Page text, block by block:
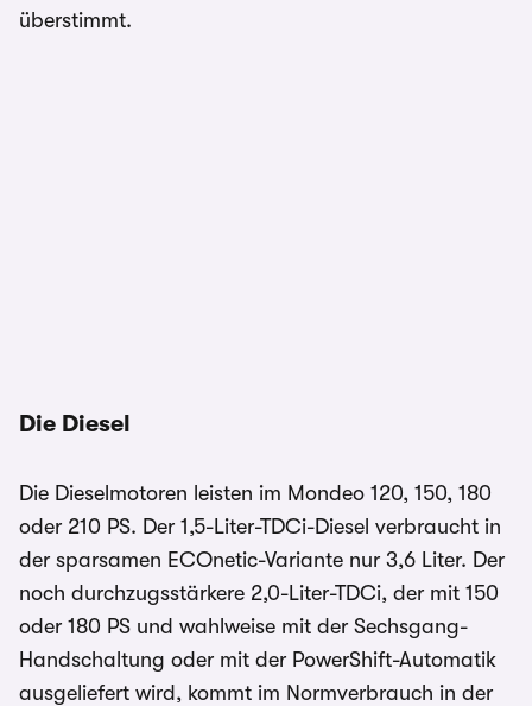
überstimmt.
Die Diesel
Die Dieselmotoren leisten im Mondeo 120, 150, 180
oder 210 PS. Der 1,5-Liter-TDCi-Diesel verbraucht in
der sparsamen ECOnetic-Variante nur 3,6 Liter. Der
noch durchzugsstärkere 2,0-Liter-TDCi, der mit 150
oder 180 PS und wahlweise mit der Sechsgang-
Handschaltung oder mit der PowerShift-Automatik
ausgeliefert wird, kommt im Normverbrauch in der